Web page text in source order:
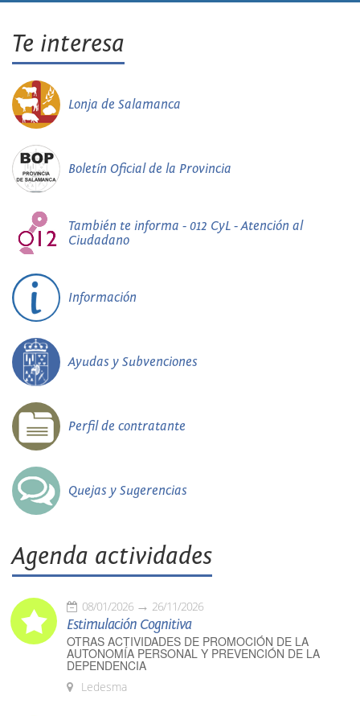
Te interesa
Lonja de Salamanca
Boletín Oficial de la Provincia
También te informa - 012 CyL - Atención al
Ciudadano
Información
Ayudas y Subvenciones
Perfil de contratante
Quejas y Sugerencias
Agenda actividades
08/01/2026 26/11/2026
Estimulación Cognitiva
OTRAS ACTIVIDADES DE PROMOCIÓN DE LA
AUTONOMÍA PERSONAL Y PREVENCIÓN DE LA
DEPENDENCIA
Ledesma